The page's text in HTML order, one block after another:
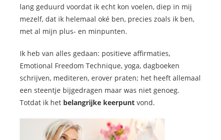
lang geduurd voordat ik echt kon voelen, diep in mij
mezelf, dat ik helemaal oké ben, precies zoals ik ben,
met al mijn plus- en minpunten.
Ik heb van alles gedaan: positieve affirmaties,
Emotional Freedom Technique, yoga, dagboeken
schrijven, mediteren, erover praten; het heeft allemaal
een steentje bijgedragen maar was niet genoeg.
Totdat ik het belangrijke keerpunt vond.